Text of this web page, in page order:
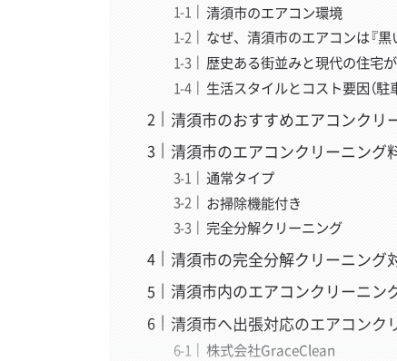
清須市のエアコン環境
なぜ、清須市のエアコンは『黒
歴史ある街並みと現代の住宅
生活スタイルとコスト要因（駐
清須市のおすすめエアコンクリ
清須市のエアコンクリーニング
通常タイプ
お掃除機能付き
完全分解クリーニング
清須市の完全分解クリーニング
清須市内のエアコンクリーニン
清須市へ出張対応のエアコンク
株式会社GraceClean